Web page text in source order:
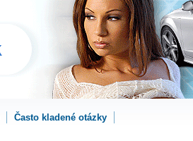
Často kladené otázky